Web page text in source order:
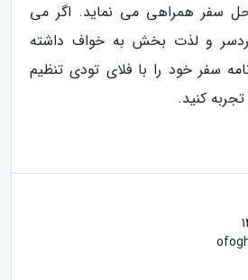
سفر همراهی می نماید. اگر می
و لذت بخش به خواف داشته
سفر خود را با فلای تودی تنظیم
کنید.